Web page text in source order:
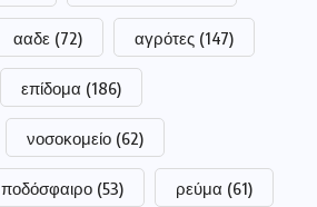
ααδε (72) αγρότες (147)
επίδομα (186)
νοσοκομείο (62)
ποδόσφαιρο (53) ρεύμα (61)